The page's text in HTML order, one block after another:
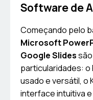
Software de
Começando pelo
Microsoft
Google Slides
particularidades:
usado e versátil, o
interface intuitiva